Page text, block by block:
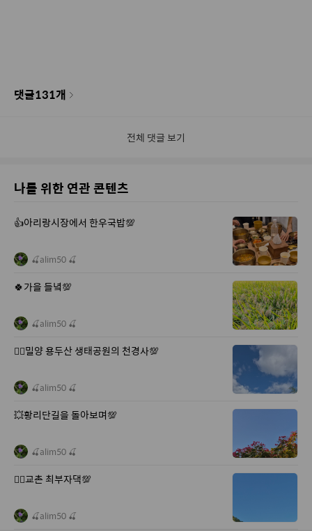
댓글131개
전체 댓글 보기
나를 위한 연관 콘텐츠
👍아리랑시장에서 한우국밥💯
🍒alim50 🍒
🍀가을 들녘💯
🍒alim50 🍒
💁‍♀️밀양 용두산 생태공원의 천경사💯
🍒alim50 🍒
💥황리단길을 돌아보며💯
🍒alim50 🍒
🙋‍♀️교촌 최부자댁💯
🍒alim50 🍒